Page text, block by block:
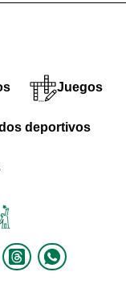
Juegos
deportivos